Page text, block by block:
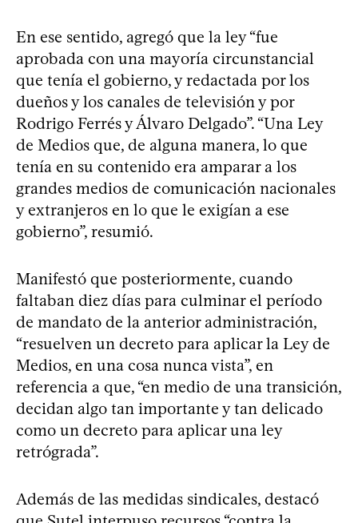
En ese sentido, agregó que la ley “fue
aprobada con una mayoría circunstancial
que tenía el gobierno, y redactada por los
dueños y los canales de televisión y por
Rodrigo Ferrés y Álvaro Delgado”. “Una Ley
de Medios que, de alguna manera, lo que
tenía en su contenido era amparar a los
grandes medios de comunicación nacionales
y extranjeros en lo que le exigían a ese
gobierno”, resumió.
Manifestó que posteriormente, cuando
faltaban diez días para culminar el período
de mandato de la anterior administración,
“resuelven un decreto para aplicar la Ley de
Medios, en una cosa nunca vista”, en
referencia a que, “en medio de una transición,
decidan algo tan importante y tan delicado
como un decreto para aplicar una ley
retrógrada”.
Además de las medidas sindicales, destacó